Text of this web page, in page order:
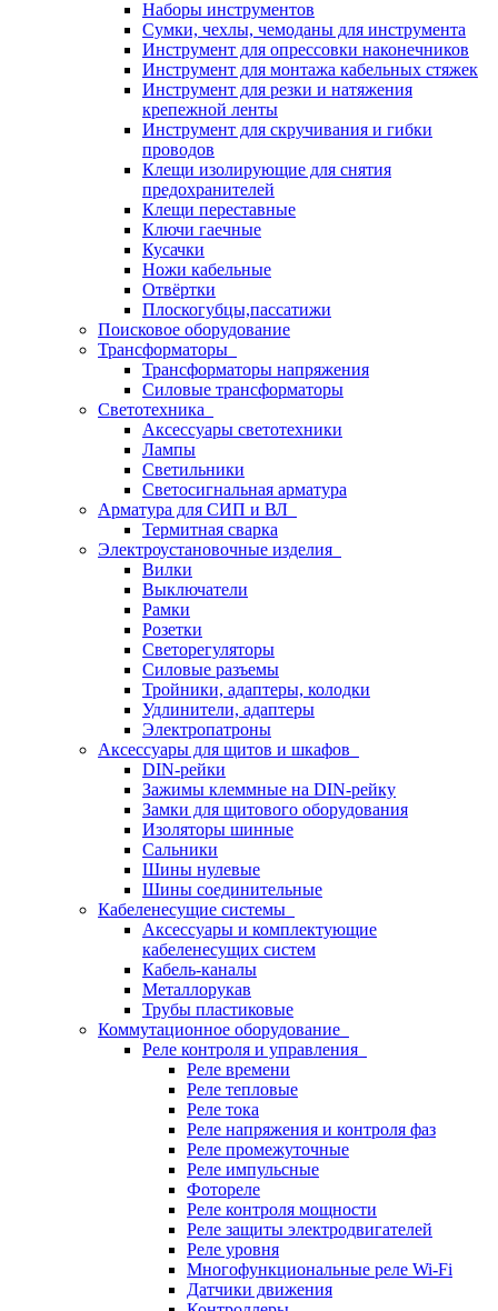
Наборы инструментов
Сумки, чехлы, чемоданы для инструмента
Инструмент для опрессовки наконечников
Инструмент для монтажа кабельных стяжек
Инструмент для резки и натяжения
крепежной ленты
Инструмент для скручивания и гибки
проводов
Клещи изолирующие для снятия
предохранителей
Клещи переставные
Ключи гаечные
Кусачки
Ножи кабельные
Отвёртки
Плоскогубцы,пассатижи
Поисковое оборудование
Трансформаторы
Трансформаторы напряжения
Силовые трансформаторы
Светотехника
Аксессуары светотехники
Лампы
Светильники
Светосигнальная арматура
Арматура для СИП и ВЛ
Термитная сварка
Электроустановочные изделия
Вилки
Выключатели
Рамки
Розетки
Светорегуляторы
Силовые разъемы
Тройники, адаптеры, колодки
Удлинители, адаптеры
Электропатроны
Аксессуары для щитов и шкафов
DIN-рейки
Зажимы клеммные на DIN-рейку
Замки для щитового оборудования
Изоляторы шинные
Сальники
Шины нулевые
Шины соединительные
Кабеленесущие системы
Аксессуары и комплектующие
кабеленесущих систем
Кабель-каналы
Металлорукав
Трубы пластиковые
Коммутационное оборудование
Реле контроля и управления
Реле времени
Реле тепловые
Реле тока
Реле напряжения и контроля фаз
Реле промежуточные
Реле импульсные
Фотореле
Реле контроля мощности
Реле защиты электродвигателей
Реле уровня
Многофункциональные реле Wi-Fi
Датчики движения